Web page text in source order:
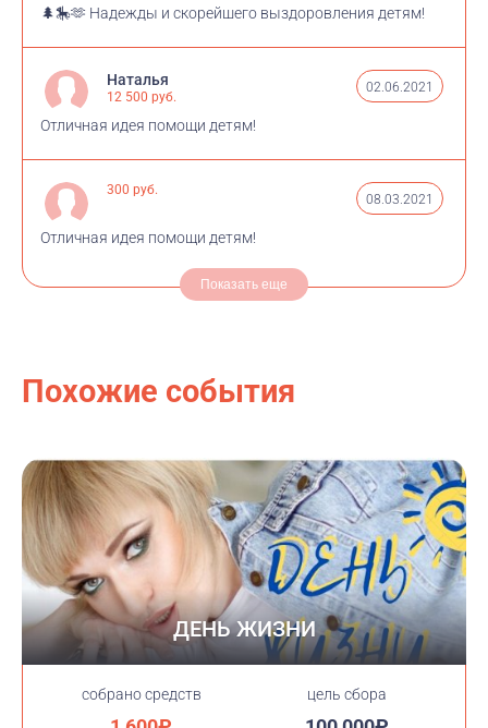
🌲🎠🫶 Надежды и скорейшего выздоровления детям!
Наталья
12 500 руб.
02.06.2021
Отличная идея помощи детям!
300 руб.
08.03.2021
Отличная идея помощи детям!
Показать еще
Похожие события
ДЕНЬ ЖИЗНИ
cобрано средств цель сбора